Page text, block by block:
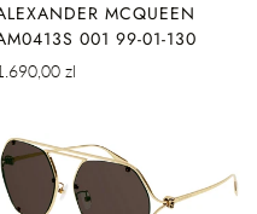
MCQUEEN
001 99-01-130
zl